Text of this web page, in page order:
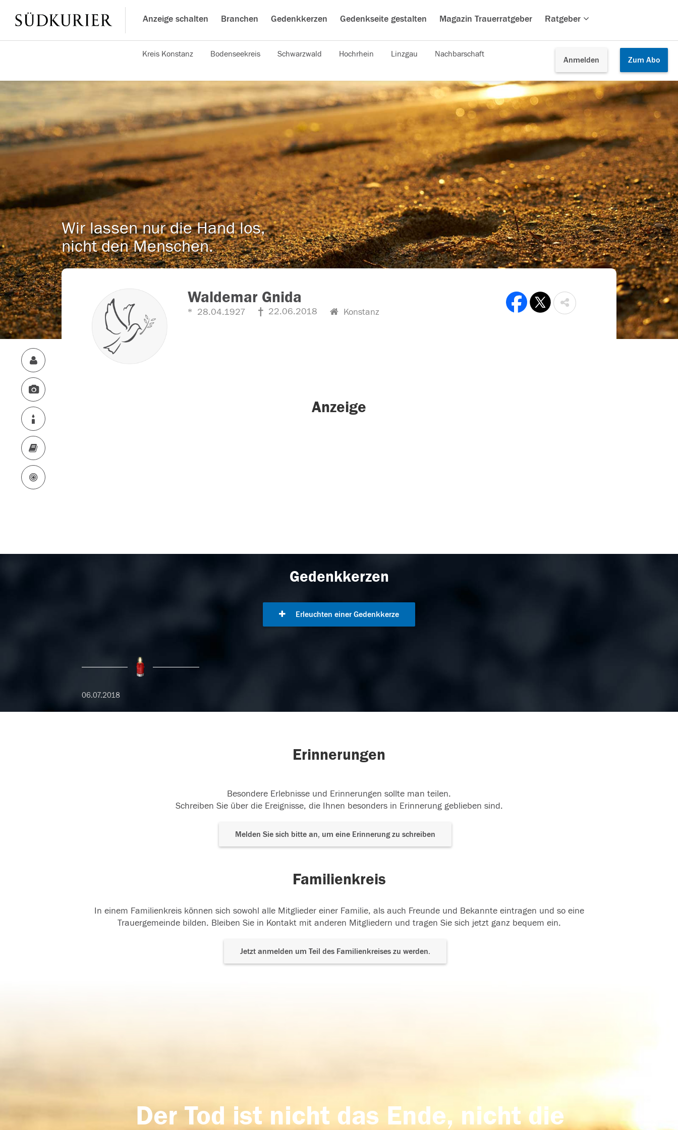
Anzeige schalten Branchen Gedenkkerzen Gedenkseite gestalten Magazin Trauerratgeber Ratgeber
Anmelden Zum Abo
Kreis Konstanz Bodenseekreis Schwarzwald Hochrhein Linzgau Nachbarschaft
Wir lassen nur die Hand los,
nicht den Menschen.
Waldemar Gnida
28.04.1927 22.06.2018 Konstanz
Anzeige
Gedenkkerzen
Erleuchten einer Gedenkkerze
06.07.2018
Erinnerungen
Besondere Erlebnisse und Erinnerungen sollte man teilen.
Schreiben Sie über die Ereignisse, die Ihnen besonders in Erinnerung geblieben sind.
Melden Sie sich bitte an, um eine Erinnerung zu schreiben
Familienkreis
In einem Familienkreis können sich sowohl alle Mitglieder einer Familie, als auch Freunde und Bekannte eintragen und so eine
Trauergemeinde bilden. Bleiben Sie in Kontakt mit anderen Mitgliedern und tragen Sie sich jetzt ganz bequem ein.
Jetzt anmelden um Teil des Familienkreises zu werden.
Der Tod ist nicht das Ende, nicht die